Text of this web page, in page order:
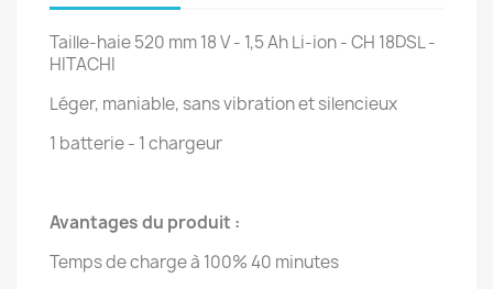
Taille-haie 520 mm 18 V - 1,5 Ah Li-ion -CH 18DSL -
HITACHI
Léger, maniable, sans vibration et silencieux
1 batterie - 1 chargeur
Avantages du produit :
Temps de charge à 100% 40 minutes